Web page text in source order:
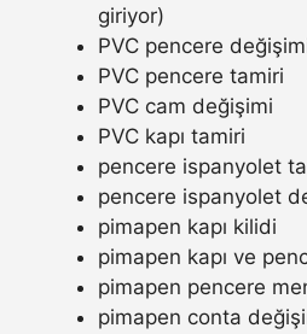
giriyor)
PVC pencere
PVC pencere tamiri
PVC cam değişimi
PVC kapı tamiri
pencere ispanyolet
pencere ispanyolet
pimapen kapı kilidi
pimapen kapı ve
pimapen pencere
pimapen conta